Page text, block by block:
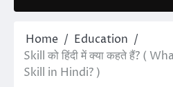
Home
Education
Skill को हिंदी में क्या कहते हैं? (
Skill in Hindi? )